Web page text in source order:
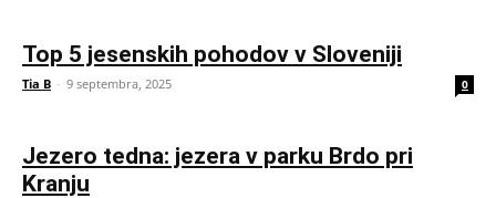
Top 5 jesenskih pohodov v Sloveniji
Tia B - 9 septembra, 2025 0
Jezero tedna: jezera v parku Brdo pri
Kranju